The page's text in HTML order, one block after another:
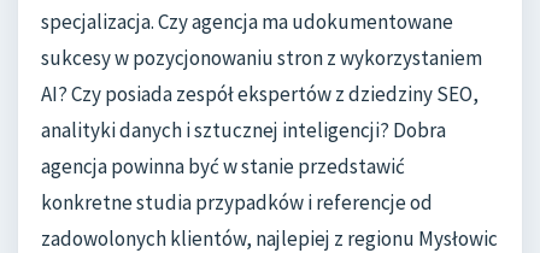
specjalizacja. Czy agencja ma udokumentowane
sukcesy w pozycjonowaniu stron z wykorzystaniem
AI? Czy posiada zespół ekspertów z dziedziny SEO,
analityki danych i sztucznej inteligencji? Dobra
agencja powinna być w stanie przedstawić
konkretne studia przypadków i referencje od
zadowolonych klientów, najlepiej z regionu Mysłowic